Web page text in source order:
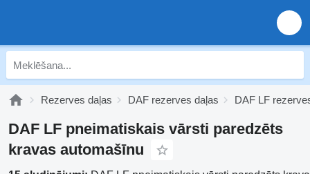
Rezerves daļas DAF rezerves daļas DAF LF
DAF LF pneimatiskais vārsti paredzēts
kravas automašīnu